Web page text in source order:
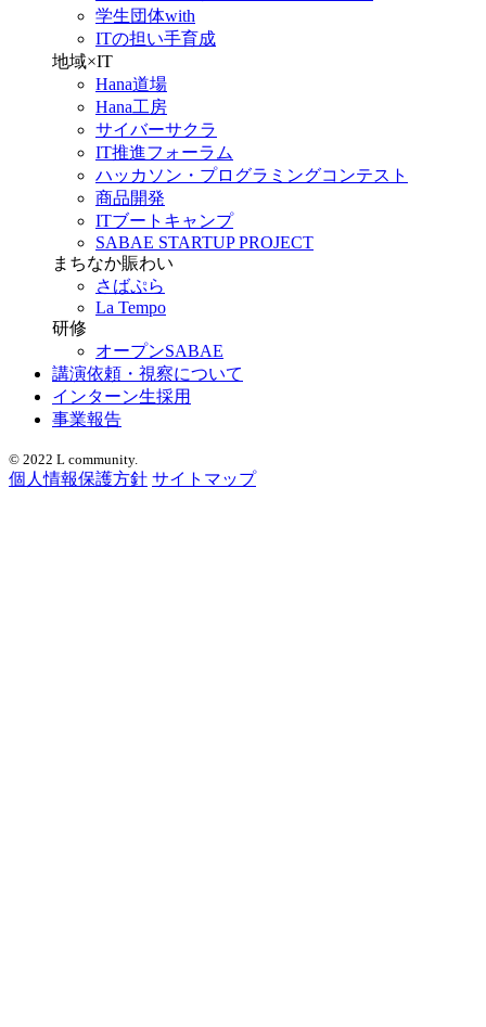
学生団体with
ITの担い手育成
地域×IT
Hana道場
Hana工房
サイバーサクラ
IT推進フォーラム
ハッカソン・プログラミングコンテスト
商品開発
ITブートキャンプ
SABAE STARTUP PROJECT
まちなか賑わい
さばぷら
La Tempo
研修
オープンSABAE
講演依頼・視察について
インターン生採用
事業報告
© 2022 L community.
個人情報保護方針 サイトマップ